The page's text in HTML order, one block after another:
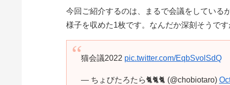
今回ご紹介するのは、まるで会議をしている
様子を収めた1枚です。なんだか深刻そうで
猫会議2022 pic.twitter.com/EqbSvolSdQ
— ちょびたろたら🐈🐈🐈 (@chobiotaro)